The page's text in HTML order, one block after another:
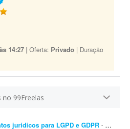
14:27 | Oferta: Privado | Duração
99Freelas
jurídicos para LGPD e GDPR - Olá! Estou procurando um(a) advogado(a) com experiência comprovada em LGPD, GDPR, Direito Digital e Proteção de Dados para elaborar e revisar toda a documentaç&at...